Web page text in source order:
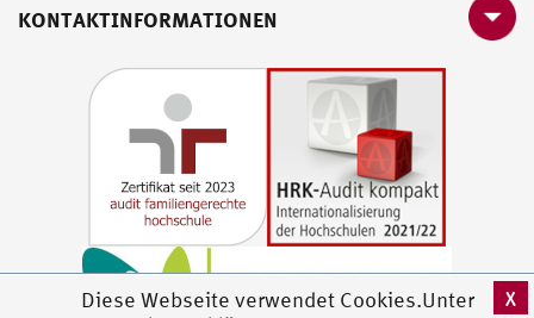
Diese Webseite verwendet Cookies.Unter
X
KONTAKTINFORMATIONEN